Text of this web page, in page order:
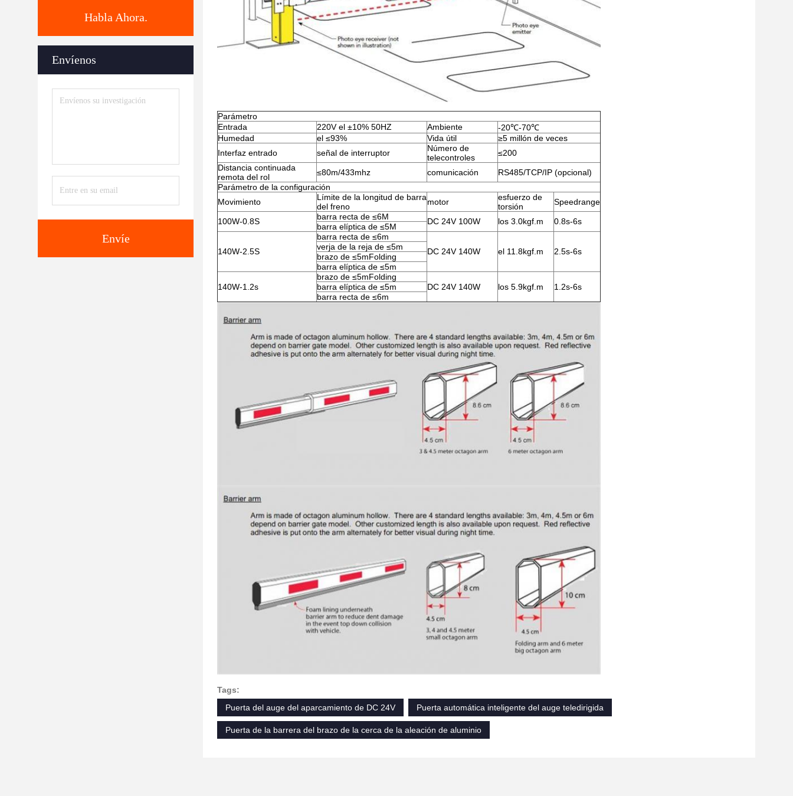
Habla Ahora.
Envíenos
Envíe
Parámetro
Entrada
220V el ±10% 50HZ Ambiente
-20℃-70℃
Humedad
el ≤93% Vida útil
≥5 millón de veces
Interfaz entrado
señal de interruptor
Número de
telecontroles
≤200
Distancia continuada
remota del rol
≤80m/433mhz comunicación
RS485/TCP/IP (opcional)
Parámetro de la configuración
Movimiento
Límite de la longitud de barra
del freno
motor
esfuerzo de
torsión
Speedrange
100W-0.8S barra recta de ≤6M DC 24V 100W los 3.0kgf.m 0.8s-6s
barra elíptica de ≤5M
140W-2.5S
barra recta de ≤6m
DC 24V 140W
el 11.8kgf.m 2.5s-6s
verja de la reja de ≤5m
brazo de ≤5mFolding
barra elíptica de ≤5m
140W-1.2s
brazo de ≤5mFolding
DC 24V 140W
los 5.9kgf.m 1.2s-6s
barra elíptica de ≤5m
barra recta de ≤6m
Tags:
Puerta del auge del aparcamiento de DC 24V
Puerta automática inteligente del auge teledirigida
Puerta de la barrera del brazo de la cerca de la aleación de aluminio